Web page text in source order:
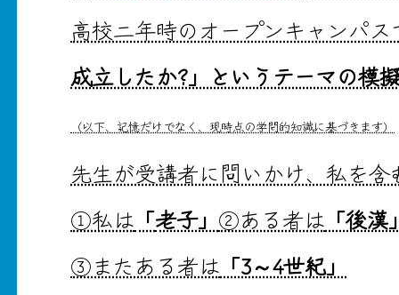
高校二年時のオープンキャンパ
成立したか?」というテーマの模
（以下、記憶だけでなく、現時点の学問的知識に基づきます）
先生が受講者に問いかけ、私を
①私は 「老子」 ②ある者は 「後漢
③またある者は 「3～4世紀」